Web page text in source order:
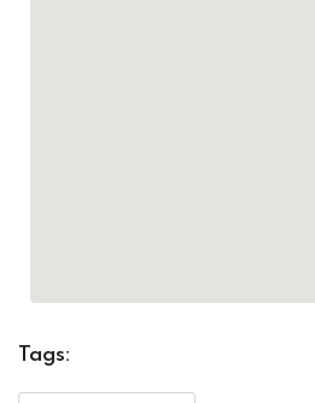
Tags: